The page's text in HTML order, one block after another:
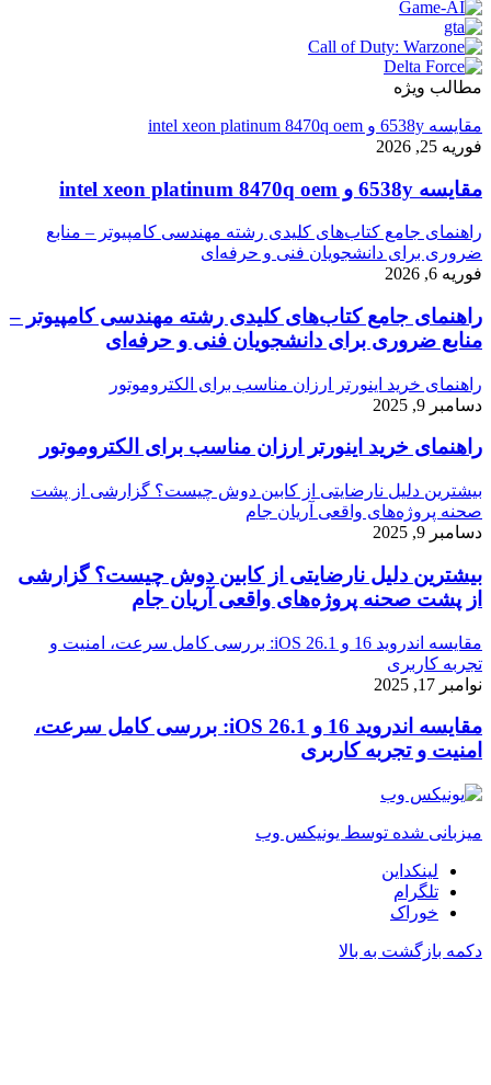
مطالب ویژه
مقایسه 6538y و intel xeon platinum 8470q oem
فوریه 25, 2026
مقایسه 6538y و intel xeon platinum 8470q oem
راهنمای جامع کتاب‌های کلیدی رشته مهندسی کامپیوتر – منابع
ضروری برای دانشجویان فنی و حرفه‌ای
فوریه 6, 2026
راهنمای جامع کتاب‌های کلیدی رشته مهندسی کامپیوتر –
منابع ضروری برای دانشجویان فنی و حرفه‌ای
راهنمای خرید اینورتر ارزان مناسب برای الکتروموتور
دسامبر 9, 2025
راهنمای خرید اینورتر ارزان مناسب برای الکتروموتور
بیشترین دلیل نارضایتی از کابین دوش چیست؟ گزارشی از پشت
صحنه پروژه‌های واقعی آریان جام
دسامبر 9, 2025
بیشترین دلیل نارضایتی از کابین دوش چیست؟ گزارشی
از پشت صحنه پروژه‌های واقعی آریان جام
مقایسه اندروید 16 و iOS 26.1: بررسی کامل سرعت، امنیت و
تجربه کاربری
نوامبر 17, 2025
مقایسه اندروید 16 و iOS 26.1: بررسی کامل سرعت،
امنیت و تجربه کاربری
میزبانی شده توسط یونیکس وب
لینکداین
تلگرام
خوراک
دکمه بازگشت به بالا